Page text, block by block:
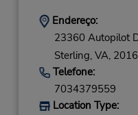
Endereço:
23360 Autopilot
Sterling, VA,
Telefone:
7034379559
Location Type: